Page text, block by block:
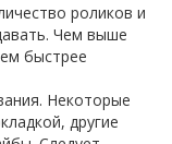
роликов и
Чем выше
быстрее
Некоторые
другие